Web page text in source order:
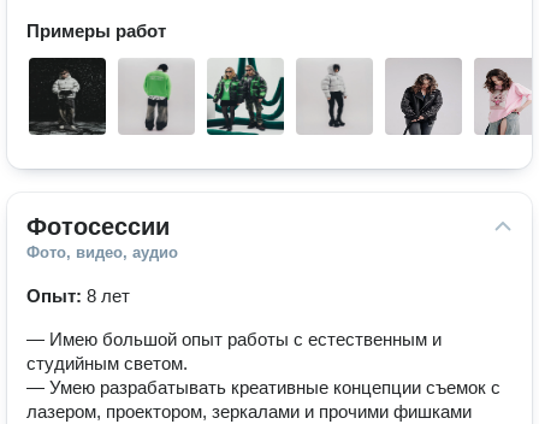
Примеры работ
Фотосессии
Фото, видео, аудио
Опыт: 8 лет
— Имею большой опыт работы с естественным и
студийным светом.
— Умею разрабатывать креативные концепции съемок с
лазером, проектором, зеркалами и прочими фишками